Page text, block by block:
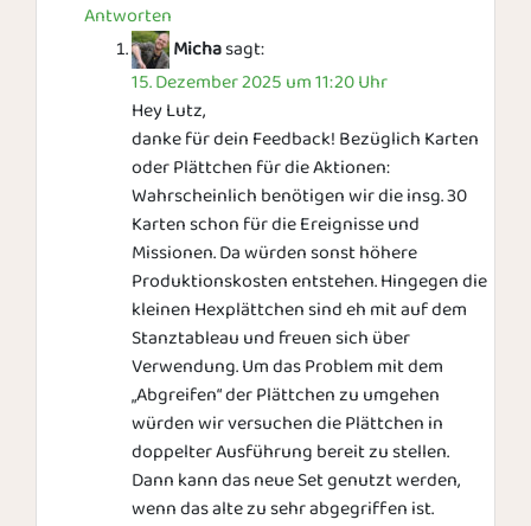
Antworten
Michasagt:
15. Dezember 2025 um 11:20 Uhr
Hey Lutz,
danke für dein Feedback! Bezüglich Karten
oder Plättchen für die Aktionen:
Wahrscheinlich benötigen wir die insg. 30
Karten schon für die Ereignisse und
Missionen. Da würden sonst höhere
Produktionskosten entstehen. Hingegen die
kleinen Hexplättchen sind eh mit auf dem
Stanztableau und freuen sich über
Verwendung. Um das Problem mit dem
„Abgreifen“ der Plättchen zu umgehen
würden wir versuchen die Plättchen in
doppelter Ausführung bereit zu stellen.
Dann kann das neue Set genutzt werden,
wenn das alte zu sehr abgegriffen ist.